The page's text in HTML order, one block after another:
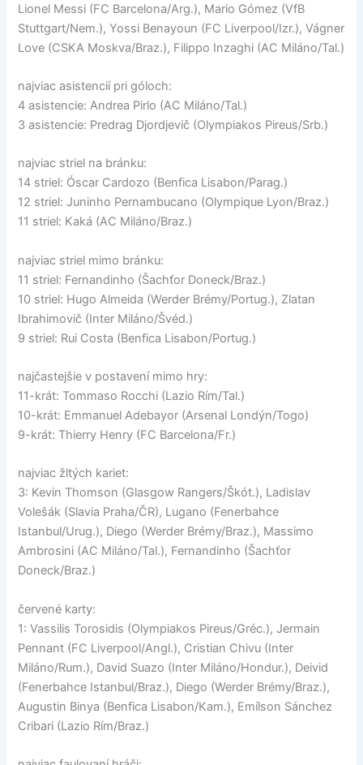
Lionel Messi (FC Barcelona/Arg.), Mario Gómez (VfB
Stuttgart/Nem.), Yossi Benayoun (FC Liverpool/Izr.), Vágner
Love (CSKA Moskva/Braz.), Filippo Inzaghi (AC Miláno/Tal.)
najviac asistencií pri góloch:
4 asistencie: Andrea Pirlo (AC Miláno/Tal.)
3 asistencie: Predrag Djordjevič (Olympiakos Pireus/Srb.)
najviac striel na bránku:
14 striel: Óscar Cardozo (Benfica Lisabon/Parag.)
12 striel: Juninho Pernambucano (Olympique Lyon/Braz.)
11 striel: Kaká (AC Miláno/Braz.)
najviac striel mimo bránku:
11 striel: Fernandinho (Šachťor Doneck/Braz.)
10 striel: Hugo Almeida (Werder Brémy/Portug.), Zlatan
Ibrahimovič (Inter Miláno/Švéd.)
9 striel: Rui Costa (Benfica Lisabon/Portug.)
najčastejšie v postavení mimo hry:
11-krát: Tommaso Rocchi (Lazio Rím/Tal.)
10-krát: Emmanuel Adebayor (Arsenal Londýn/Togo)
9-krát: Thierry Henry (FC Barcelona/Fr.)
najviac žltých kariet:
3: Kevin Thomson (Glasgow Rangers/Škót.), Ladislav
Volešák (Slavia Praha/ČR), Lugano (Fenerbahce
Istanbul/Urug.), Diego (Werder Brémy/Braz.), Massimo
Ambrosini (AC Miláno/Tal.), Fernandinho (Šachťor
Doneck/Braz.)
červené karty:
1: Vassilis Torosidis (Olympiakos Pireus/Gréc.), Jermain
Pennant (FC Liverpool/Angl.), Cristian Chivu (Inter
Miláno/Rum.), David Suazo (Inter Miláno/Hondur.), Deivid
(Fenerbahce Istanbul/Braz.), Diego (Werder Brémy/Braz.),
Augustin Binya (Benfica Lisabon/Kam.), Emílson Sánchez
Cribari (Lazio Rím/Braz.)